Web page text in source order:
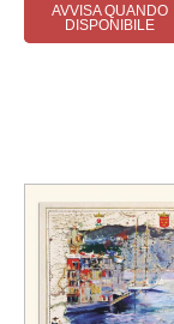
AVVISA QUANDO
DISPONIBILE